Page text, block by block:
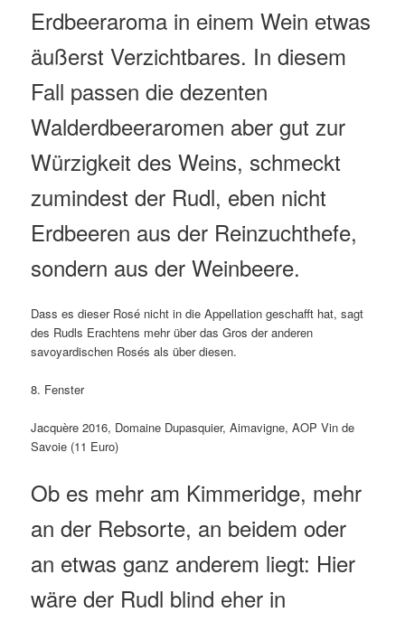
Erdbeeraroma in einem Wein etwas
äußerst Verzichtbares. In diesem
Fall passen die dezenten
Walderdbeeraromen aber gut zur
Würzigkeit des Weins, schmeckt
zumindest der Rudl, eben nicht
Erdbeeren aus der Reinzuchthefe,
sondern aus der Weinbeere.
Dass es dieser Rosé nicht in die Appellation geschafft hat, sagt
des Rudls Erachtens mehr über das Gros der anderen
savoyardischen Rosés als über diesen.
8. Fenster
Jacquère 2016, Domaine Dupasquier, Aimavigne, AOP Vin de
Savoie (11 Euro)
Ob es mehr am Kimmeridge, mehr
an der Rebsorte, an beidem oder
an etwas ganz anderem liegt: Hier
wäre der Rudl blind eher in